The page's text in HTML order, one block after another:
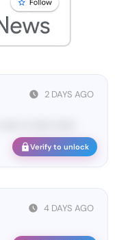
2 DAYS AGO
Verify to unlock
4 DAYS AGO